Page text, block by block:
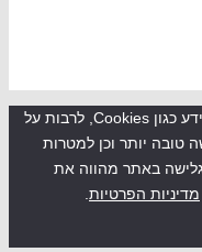
באתר זה נעשה שימוש בטכנולוגיות איסוף מידע כגון Cookies, לרבות על
וכן למטרות
מהווה את
הפרטיות.